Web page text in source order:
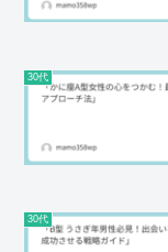
30代
30代